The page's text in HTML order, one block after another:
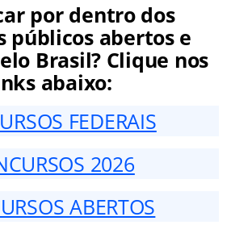
por dentro dos
públicos abertos e
Brasil? Clique nos
abaixo:
FEDERAIS
2026
ABERTOS